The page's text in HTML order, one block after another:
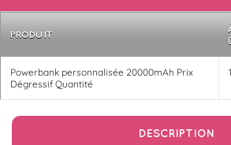
PRODUIT
Powerbank personnalisée 20000mAh Prix
Dégressif Quantité
DESCRIPTION